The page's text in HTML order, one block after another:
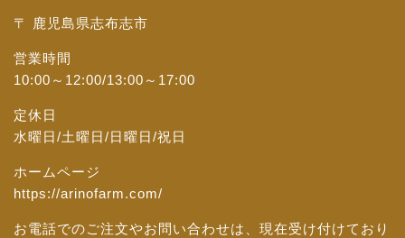
〒 鹿児島県志布志市
営業時間
10:00～12:00/13:00～17:00
定休日
水曜日/土曜日/日曜日/祝日
ホームページ
https://arinofarm.com/
お電話でのご注文やお問い合わせは、現在受け付けており